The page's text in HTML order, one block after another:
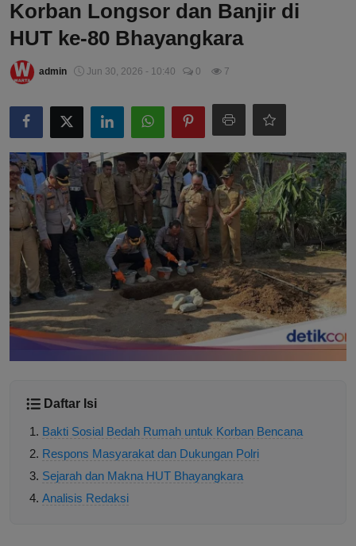
Korban Longsor dan Banjir di
HUT ke-80 Bhayangkara
admin Jun 30, 2026 - 10:40 0 7
Daftar Isi
Bakti Sosial Bedah Rumah untuk Korban Bencana
Respons Masyarakat dan Dukungan Polri
Sejarah dan Makna HUT Bhayangkara
Analisis Redaksi